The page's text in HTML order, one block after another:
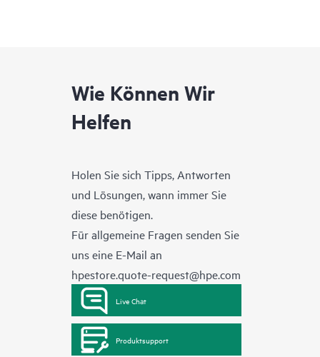
Wie Können Wir
Helfen
Holen Sie sich Tipps, Antworten
und Lösungen, wann immer Sie
diese benötigen.
Für allgemeine Fragen senden Sie
uns eine E-Mail an
hpestore.quote-request@hpe.com
Live Chat
Produktsupport